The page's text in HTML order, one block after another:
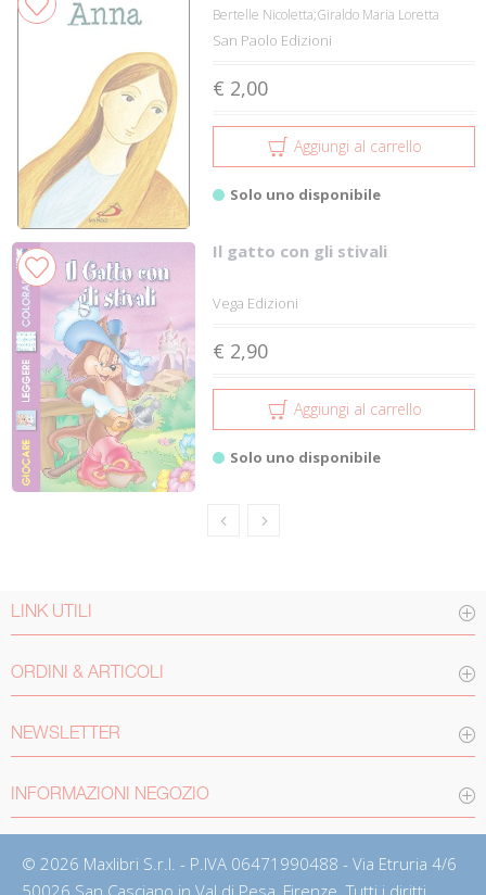
Bertelle Nicoletta;Giraldo Maria Loretta
San Paolo Edizioni
€ 2,00
Aggiungi al carrello
Solo uno disponibile
Il gatto con gli stivali
Vega Edizioni
€ 2,90
Aggiungi al carrello
Solo uno disponibile
LINK UTILI
ORDINI & ARTICOLI
NEWSLETTER
INFORMAZIONI NEGOZIO
© 2026 Maxlibri S.r.l. - P.IVA 06471990488 - Via Etruria 4/6
50026 San Casciano in Val di Pesa, Firenze. Tutti i diritti